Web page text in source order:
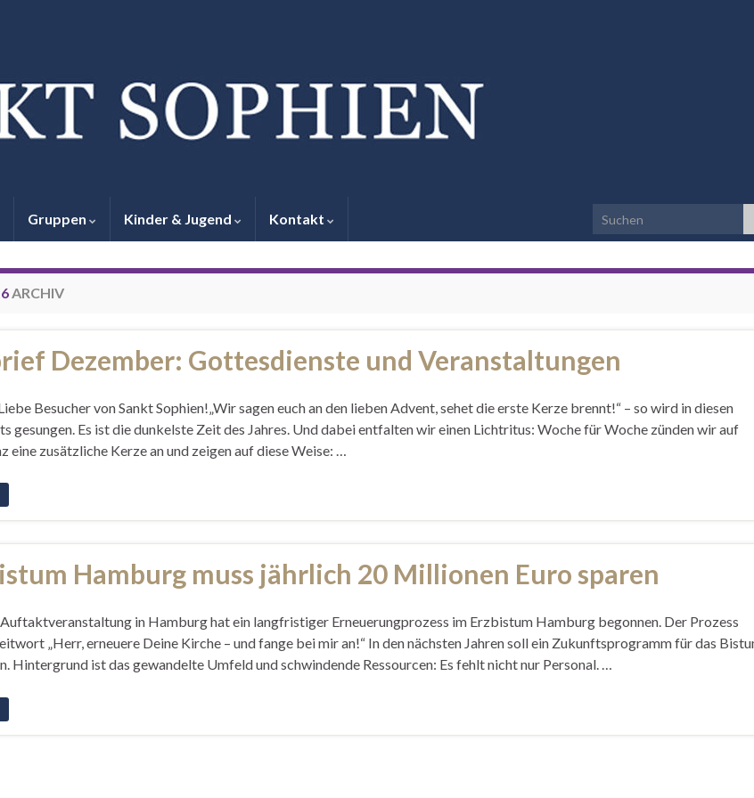
Gruppen Kinder & Jugend Kontakt Search for:
ARCHIV
Dezember: Gottesdienste und Veranstaltungen
Besucher von Sankt Sophien!„Wir sagen euch an den lieben Advent, sehet die erste Kerze brennt!“ – so wird in diesen
gesungen. Es ist die dunkelste Zeit des Jahres. Und dabei entfalten wir einen Lichtritus: Woche für Woche zünden wir auf
eine zusätzliche Kerze an und zeigen auf diese Weise: …
Hamburg muss jährlich 20 Millionen Euro sparen
in Hamburg hat ein langfristiger Erneuerungprozess im Erzbistum Hamburg begonnen. Der Prozess
„Herr, erneuere Deine Kirche – und fange bei mir an!“ In den nächsten Jahren soll ein Zukunftsprogramm für das
Hintergrund ist das gewandelte Umfeld und schwindende Ressourcen: Es fehlt nicht nur Personal. …